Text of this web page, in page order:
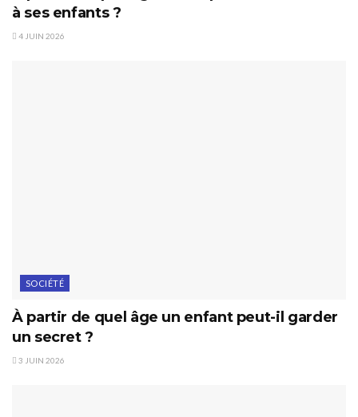
à ses enfants ?
4 JUIN 2026
SOCIÉTÉ
À partir de quel âge un enfant peut-il garder
un secret ?
3 JUIN 2026